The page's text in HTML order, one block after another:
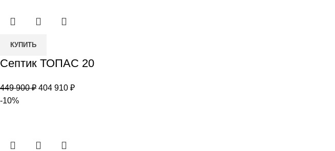
Количество
Септик
20
КУПИТЬ
Септик ТОПАС 20
449 900₽ Первоначальная
404 910 ₽Текущая
-10%